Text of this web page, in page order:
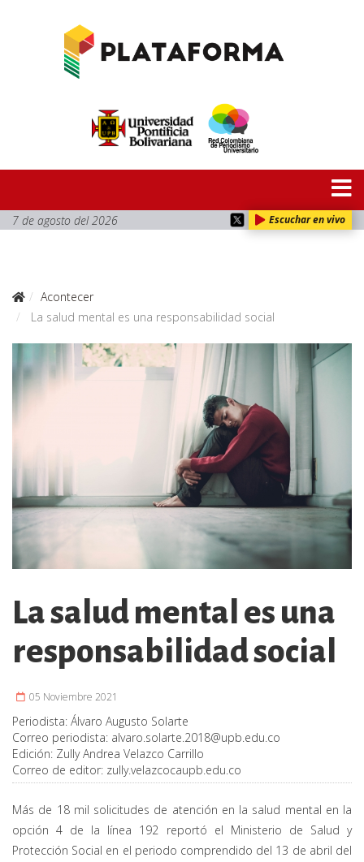
7 de agosto del 2026 Escuchar en vivo
Acontecer
La salud mental es una responsabilidad social
La salud mental es una
responsabilidad social
05 Noviembre 2021
Periodista: Álvaro Augusto Solarte
Correo periodista: alvaro.solarte.2018@upb.edu.co
Edición: Zully Andrea Velazco Carrillo
Correo de editor: zully.velazcocaupb.edu.co
Más de 18 mil solicitudes de atención en la salud mental en la
opción 4 de la línea 192 reportó el Ministerio de Salud y
Protección Social en el periodo comprendido del 13 de abril del